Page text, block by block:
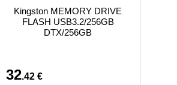
Kingston MEMORY DRIVE
FLASH USB3.2/256GB
DTX/256GB
32.42 €